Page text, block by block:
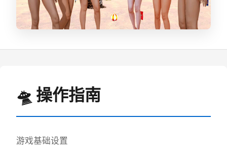
🛸 操作指南
游戏基础设置